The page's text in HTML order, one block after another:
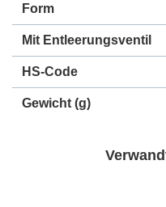
Form
Mit Entleerungsventil
HS-Code
Gewicht (g)